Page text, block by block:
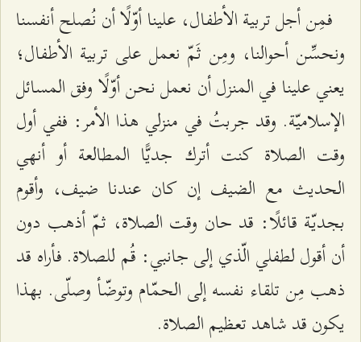
فمِن أجل تربية الأطفال، علينا أوّلًا أن نُصلح أنفسنا
ونحسِّن أحوالنا، ومِن ثَمّ نعمل على تربية الأطفال؛
يعني علينا في المنزل أن نعمل نحن أوّلًا وفق المسائل
الإسلاميّة. وقد جربتُ في منزلي هذا الأمر: ففي أول
وقت الصلاة كنت أترك جديًّا المطالعة أو أنهي
الحديث مع الضيف إن كان عندنا ضيف، وأقوم
بجديّة قائلًا: قد حان وقت الصلاة، ثمّ أذهب دون
أن أقول لطفلي الّذي إلى جانبي: قُم للصلاة. فأراه قد
ذهب مِن تلقاء نفسه إلى الحمّام وتوضّأ وصلّى. بهذا
يكون قد شاهد تعظيم الصلاة.